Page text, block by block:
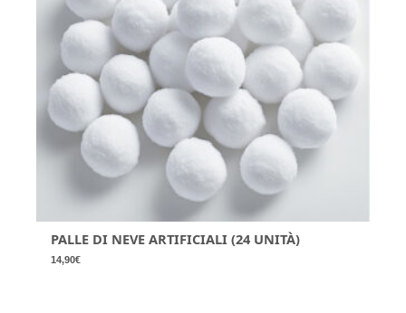
PALLE DI NEVE ARTIFICIALI (24 UNITÀ)
14,90€